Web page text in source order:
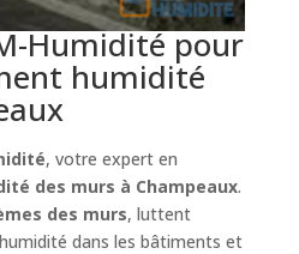
Humidité pour
humidité
, votre expert en
des murs à Champeaux.
des murs, luttent
dans les bâtiments et